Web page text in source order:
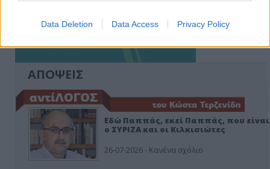
Data Deletion Data Access Privacy Policy
ΑΠΟΨΕΙΣ
Εδώ Παππάς, εκεί Παππάς, που είναι
ο ΣΥΡΙΖΑ και οι Κιλκισιώτες
26-07-2026 - Κανένα σχόλιο